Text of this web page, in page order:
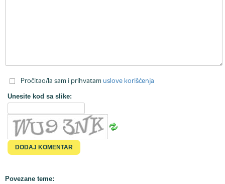
Pročitao/la sam i prihvatam uslove korišćenja
Unesite kod sa slike:
Povezane teme: